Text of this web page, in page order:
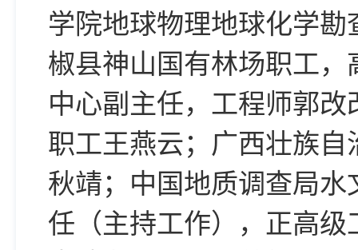
学院地球物理地球化学
椒县神山国有林场职工
中心副主任，工程师郭
职工王燕云；广西壮族
秋靖；中国地质调查局
任（主持工作），正高